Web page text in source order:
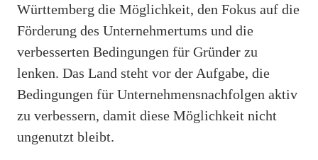
Württemberg die Möglichkeit, den Fokus auf die
Förderung des Unternehmertums und die
verbesserten Bedingungen für Gründer zu
lenken. Das Land steht vor der Aufgabe, die
Bedingungen für Unternehmensnachfolgen aktiv
zu verbessern, damit diese Möglichkeit nicht
ungenutzt bleibt.